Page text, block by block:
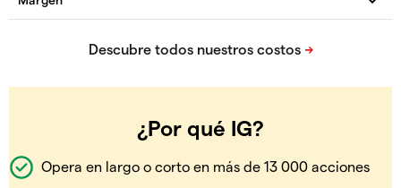
¿Por qué IG?
Opera en largo o corto en más de 13 000 acciones